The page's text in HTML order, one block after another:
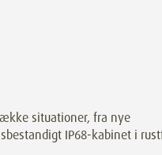
situationer, fra nye
IP68-kabinet i